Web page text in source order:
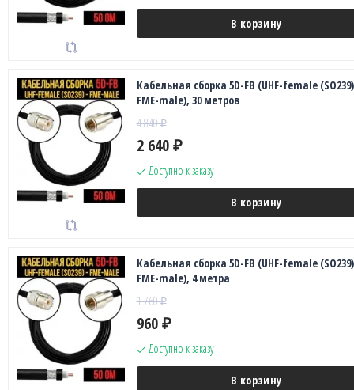
В корзину
Кабельная сборка 5D-FB (UHF-female
FME-male), 30 метров
4 840₽
2 640 ₽
Доступно к заказу
В корзину
Кабельная сборка 5D-FB (UHF-female
FME-male), 4 метра
1 760₽
960 ₽
Доступно к заказу
В корзину